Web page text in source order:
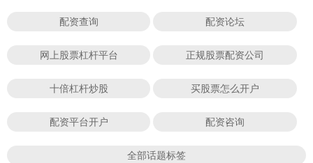
配资查询 配资论坛
网上股票杠杆平台 正规股票配资公司
十倍杠杆炒股 买股票怎么开户
配资平台开户 配资咨询
全部话题标签